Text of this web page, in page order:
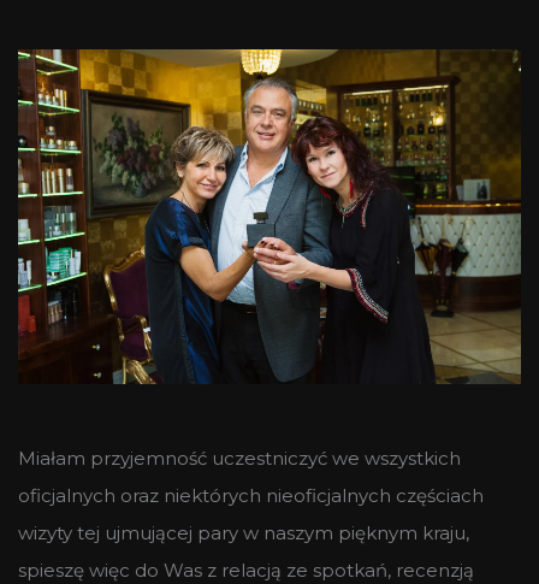
Miałam przyjemność uczestniczyć we wszystkich
oficjalnych oraz niektórych nieoficjalnych częściach
wizyty tej ujmującej pary w naszym pięknym kraju,
spieszę więc do Was z relacją ze spotkań, recenzją